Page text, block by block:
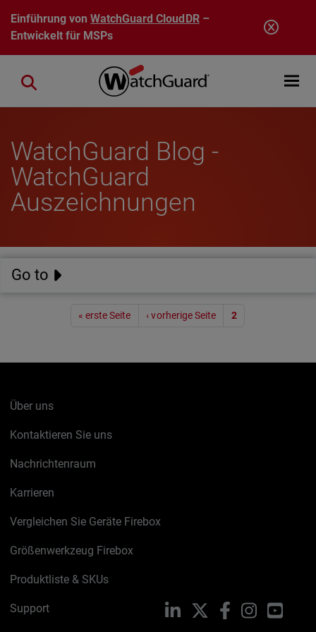
Direkt zum Inhalt
Einführung vonWatchGuard CloudDR–
Entwickelt für MSPs
Open
Close search
WatchGuard Blog -
WatchGuard
Auszeichnungen
Go to
Seitennummerierung
« erste Seite ‹ vorherige Seite 2
Über uns
Kontaktieren Sie uns
Nachrichtenraum
Karrieren
Vergleichen Sie Geräte Firebox
Größenwerkzeug Firebox
Produktliste & SKUs
Support LinkedIn FacebookInstagram